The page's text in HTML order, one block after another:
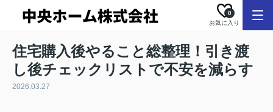
お気に入り
0
住宅購入後やること総整理！引き渡
し後チェックリストで不安を減らす
2026.03.27